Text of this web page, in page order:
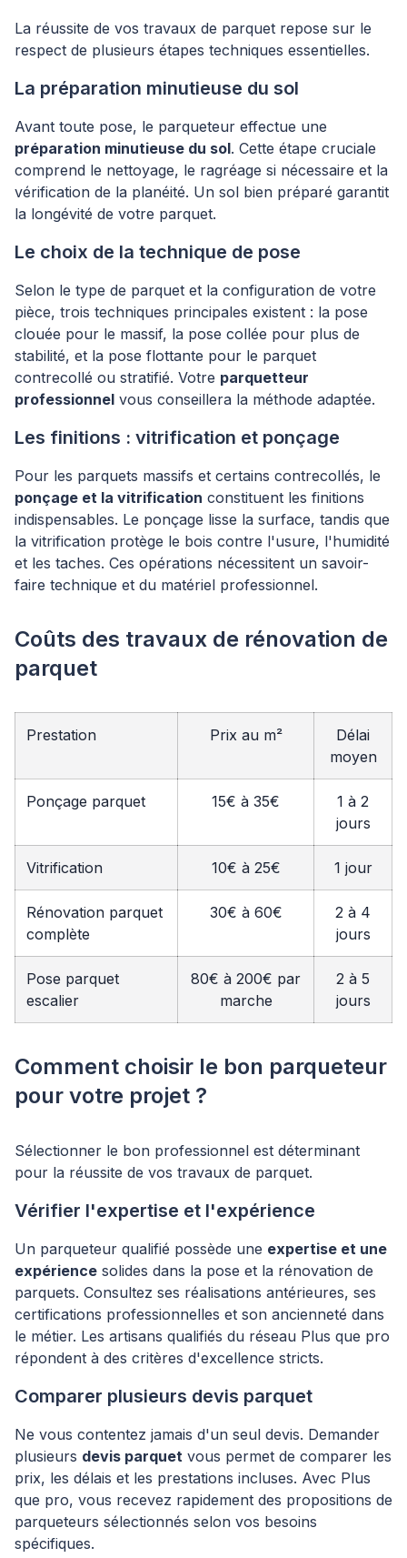
La réussite de vos travaux de parquet repose sur le
respect de plusieurs étapes techniques essentielles.
La préparation minutieuse du sol
Avant toute pose, le parqueteur effectue une
préparation minutieuse du sol. Cette étape cruciale
comprend le nettoyage, le ragréage si nécessaire et la
vérification de la planéité. Un sol bien préparé garantit
la longévité de votre parquet.
Le choix de la technique de pose
Selon le type de parquet et la configuration de votre
pièce, trois techniques principales existent : la pose
clouée pour le massif, la pose collée pour plus de
stabilité, et la pose flottante pour le parquet
contrecollé ou stratifié. Votre parquetteur
professionnel vous conseillera la méthode adaptée.
Les finitions : vitrification et ponçage
Pour les parquets massifs et certains contrecollés, le
ponçage et la vitrification constituent les finitions
indispensables. Le ponçage lisse la surface, tandis que
la vitrification protège le bois contre l'usure, l'humidité
et les taches. Ces opérations nécessitent un savoir-
faire technique et du matériel professionnel.
Coûts des travaux de rénovation de
parquet
Prestation Prix au m²
Délai
moyen
Ponçage parquet 15€ à 35€
1 à 2
jours
Vitrification 10€ à 25€ 1 jour
Rénovation parquet
complète
30€ à 60€
2 à 4
jours
Pose parquet
escalier
80€ à 200€ par
marche
2 à 5
jours
Comment choisir le bon parqueteur
pour votre projet ?
Sélectionner le bon professionnel est déterminant
pour la réussite de vos travaux de parquet.
Vérifier l'expertise et l'expérience
Un parqueteur qualifié possède une expertise et une
expérience solides dans la pose et la rénovation de
parquets. Consultez ses réalisations antérieures, ses
certifications professionnelles et son ancienneté dans
le métier. Les artisans qualifiés du réseau Plus que pro
répondent à des critères d'excellence stricts.
Comparer plusieurs devis parquet
Ne vous contentez jamais d'un seul devis. Demander
plusieurs devis parquet vous permet de comparer les
prix, les délais et les prestations incluses. Avec Plus
que pro, vous recevez rapidement des propositions de
parqueteurs sélectionnés selon vos besoins
spécifiques.